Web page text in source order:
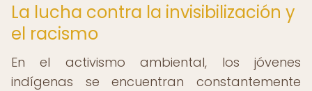
La lucha contra la invisibilización y
el racismo
En el activismo ambiental, los jóvenes
indígenas se encuentran constantemente